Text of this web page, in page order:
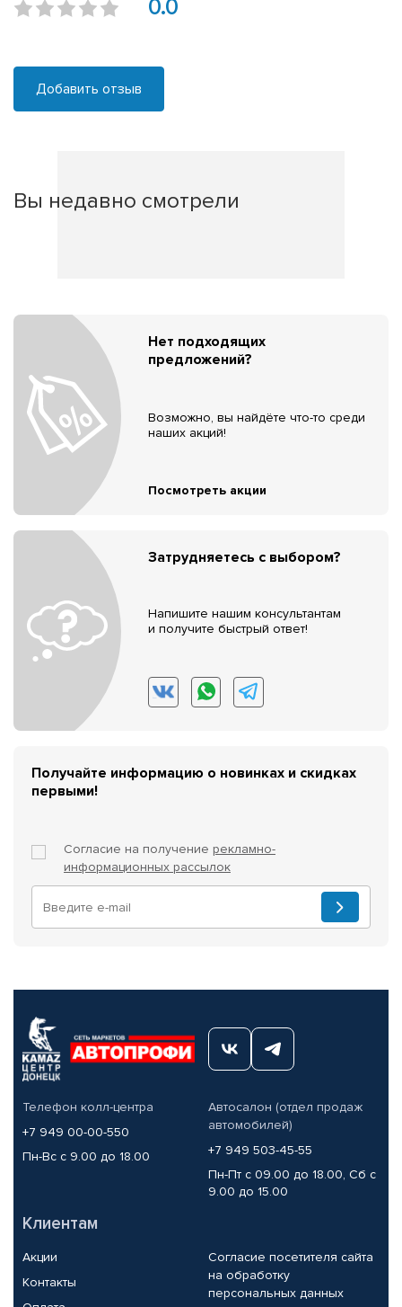
0.0
Добавить отзыв
Вы недавно смотрели
Нет подходящих
предложений?
Возможно, вы найдёте что-то среди
наших акций!
Посмотреть акции
Затрудняетесь с выбором?
Напишите нашим консультантам
и получите быстрый ответ!
Получайте информацию о новинках и скидках
первыми!
Согласие на получение рекламно-
информационных рассылок
Телефон колл-центра
+7 949 00-00-550
Пн-Вс с 9.00 до 18.00
Автосалон (отдел продаж
автомобилей)
+7 949 503-45-55
Пн-Пт с 09.00 до 18.00, Сб с
9.00 до 15.00
Клиентам
Акции
Контакты
Согласие посетителя сайта
на обработку
персональных данных